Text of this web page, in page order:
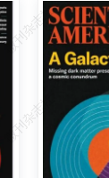
微刊杂志社
微刊杂志社